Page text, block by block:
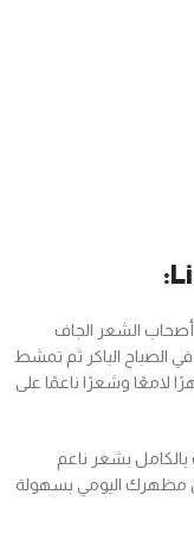
الشعر الجاف
الصباح الباكر ثم تمشط
وشعرًا ناعمًا على
بشعر ناعم
مظهرك اليومي بسهولة